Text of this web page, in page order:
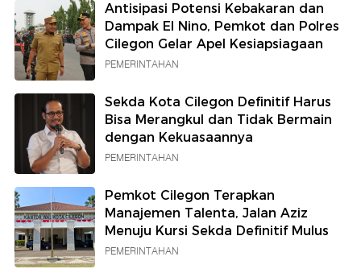
Antisipasi Potensi Kebakaran dan
Dampak El Nino, Pemkot dan Polres
Cilegon Gelar Apel Kesiapsiagaan
PEMERINTAHAN
Sekda Kota Cilegon Definitif Harus
Bisa Merangkul dan Tidak Bermain
dengan Kekuasaannya
PEMERINTAHAN
Pemkot Cilegon Terapkan
Manajemen Talenta, Jalan Aziz
Menuju Kursi Sekda Definitif Mulus
PEMERINTAHAN